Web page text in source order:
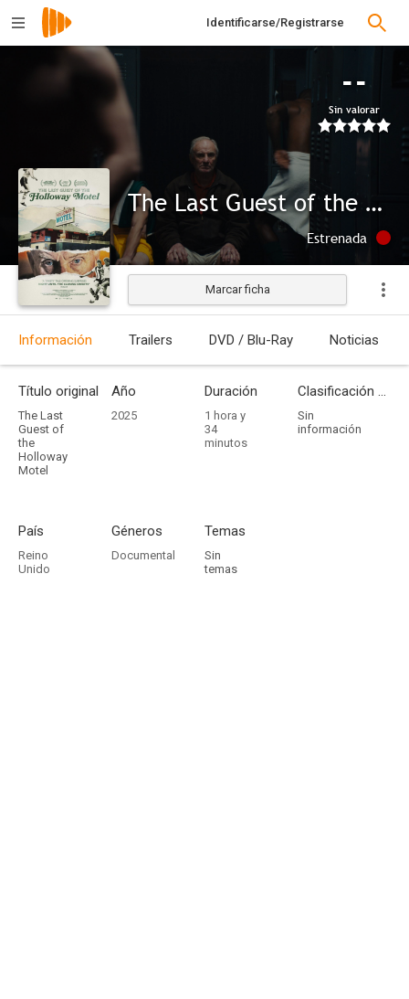
Identificarse/Registrarse
--
Sin valorar
The Last Guest of the Holloway Motel
Estrenada
Marcar ficha
Información Trailers DVD / Blu-Ray Noticias
Título original
The Last
Guest of
the
Holloway
Motel
Año
2025
Duración
1 hora y
34
minutos
Clasificación por edades
Sin
información
País
Reino
Unido
Géneros
Documental
Temas
Sin
temas